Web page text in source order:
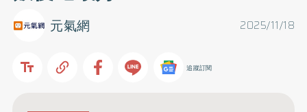
2025/11/18
元氣網
追蹤訂閱